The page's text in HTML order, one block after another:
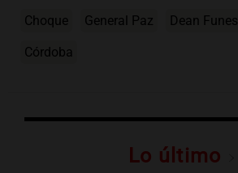
Choque General Paz Dean Funes
Córdoba
Lo último